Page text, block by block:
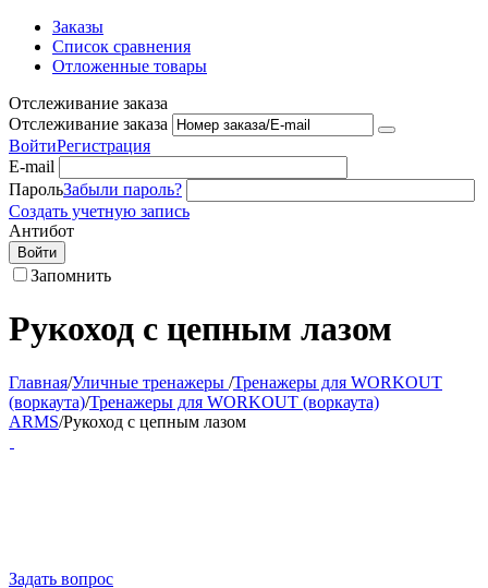
Заказы
Список сравнения
Отложенные товары
Отслеживание заказа
Отслеживание заказа
ВойтиРегистрация
E-mail
ПарольЗабыли пароль?
Создать учетную запись
Антибот
Войти
Запомнить
Рукоход с цепным лазом
Главная/Уличные тренажеры /Тренажеры для WORKOUT
(воркаута)/Тренажеры для WORKOUT (воркаута)
ARMS/Рукоход с цепным лазом
Задать вопрос